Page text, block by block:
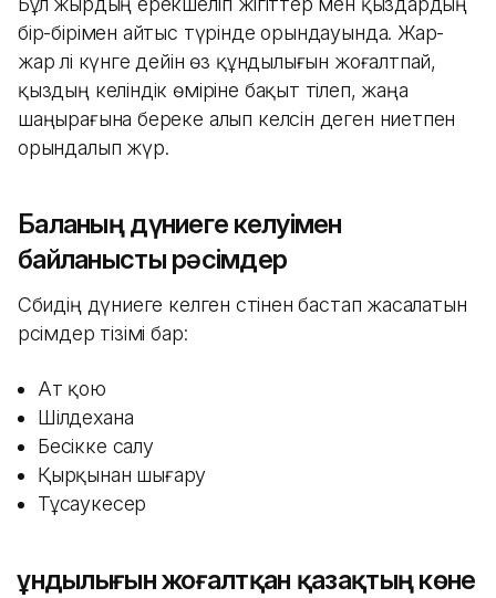
бір-бірімен айтыс түрінде орындауында. Жар-
жар әлі күнге дейін өз құндылығын жоғалтпай,
қыздың келіндік өміріне бақыт тілеп, жаңа
шаңырағына береке алып келсін деген ниетпен
орындалып жүр.
Баланың дүниеге келуімен
байланысты рәсімдер
Сәбидің дүниеге келген сәтінен бастап жасалатын
рәсімдер тізімі бар:
Ат қою
Шілдехана
Бесікке салу
Қырқынан шығару
Тұсаукесер
Құндылығын жоғалтқан қазақтың көне